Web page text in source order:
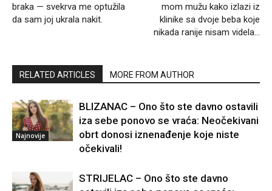
braka — svekrva me optužila
da sam joj ukrala nakit.
mom mužu kako izlazi iz
klinike sa dvoje beba koje
nikada ranije nisam videla…
RELATED ARTICLES MORE FROM AUTHOR
Najnovije
BLIZANAC – Ono što ste davno ostavili
iza sebe ponovo se vraća: Neočekivani
obrt donosi iznenađenje koje niste
očekivali!
STRIJELAC – Ono što ste davno